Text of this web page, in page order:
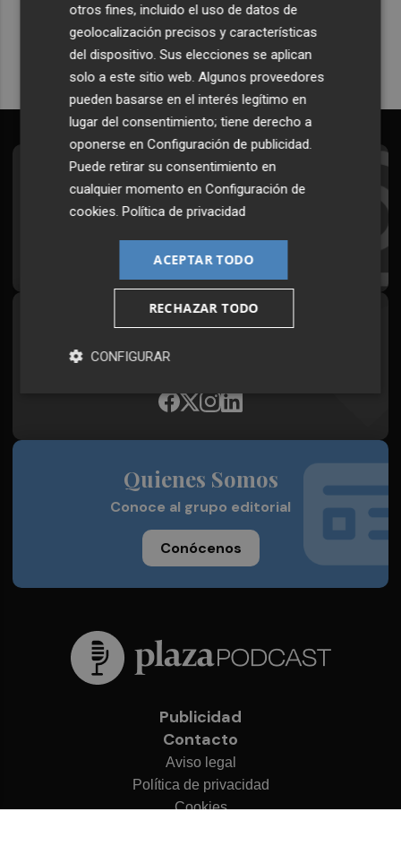
Quiero suscribirme
Suscríbete al Boletín
Todos los días a primera hora en tu email
¡Quiero suscribirme!
Síguenos en redes
Plaza Podcast, desde cualquier medio
Quienes Somos
Conoce al grupo editorial
Conócenos
Publicidad
Contacto
Aviso legal
Política de privacidad
Cookies
otros fines, incluido el uso de datos de
geolocalización precisos y características
del dispositivo. Sus elecciones se aplican
solo a este sitio web. Algunos proveedores
pueden basarse en el interés legítimo en
lugar del consentimiento; tiene derecho a
oponerse enConfiguración de publicidad
Puede retirar su consentimiento en
cualquier momento enConfiguración de
cookies .Política de privacidad
ACEPTAR TODO
RECHAZAR TODO
CONFIGURAR